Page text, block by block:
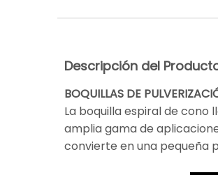
Descripción del
BOQUILLAS DE
La boquilla espiral de
amplia gama de
convierte en una pequeña